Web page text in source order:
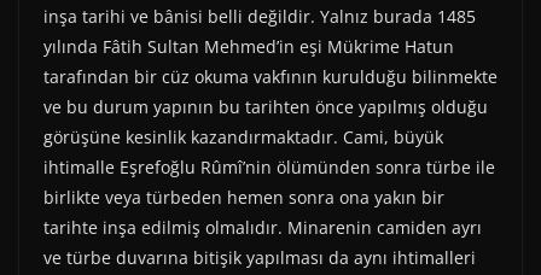
inşa tarihi ve bânisi belli değildir. Yalnız burada 1485
yılında Fâtih Sultan Mehmed’in eşi Mükrime Hatun
tarafından bir cüz okuma vakfının kurulduğu bilinmekte
ve bu durum yapının bu tarihten önce yapılmış olduğu
görüşüne kesinlik kazandırmaktadır. Cami, büyük
ihtimalle Eşrefoğlu Rûmî’nin ölümünden sonra türbe ile
birlikte veya türbeden hemen sonra ona yakın bir
tarihte inşa edilmiş olmalıdır. Minarenin camiden ayrı
ve türbe duvarına bitişik yapılması da aynı ihtimalleri